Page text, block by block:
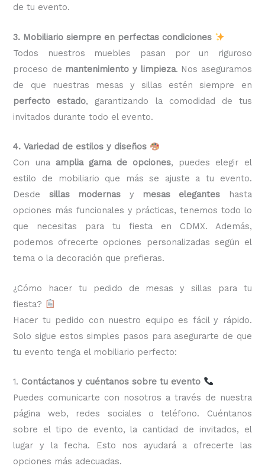
de tu evento.
3. Mobiliario siempre en perfectas condiciones
Todos nuestros muebles pasan por un riguroso
proceso de mantenimiento y limpieza. Nos aseguramos
de que nuestras mesas y sillas estén siempre en
perfecto estado, garantizando la comodidad de tus
invitados durante todo el evento.
4. Variedad de estilos y diseños
Con una amplia gama de opciones, puedes elegir el
estilo de mobiliario que más se ajuste a tu evento.
Desde sillas modernas y mesas elegantes hasta
opciones más funcionales y prácticas, tenemos todo lo
que necesitas para tu fiesta en CDMX. Además,
podemos ofrecerte opciones personalizadas según el
tema o la decoración que prefieras.
¿Cómo hacer tu pedido de mesas y sillas para tu
fiesta?
Hacer tu pedido con nuestro equipo es fácil y rápido.
Solo sigue estos simples pasos para asegurarte de que
tu evento tenga el mobiliario perfecto:
1. Contáctanos y cuéntanos sobre tu evento
Puedes comunicarte con nosotros a través de nuestra
página web, redes sociales o teléfono. Cuéntanos
sobre el tipo de evento, la cantidad de invitados, el
lugar y la fecha. Esto nos ayudará a ofrecerte las
opciones más adecuadas.